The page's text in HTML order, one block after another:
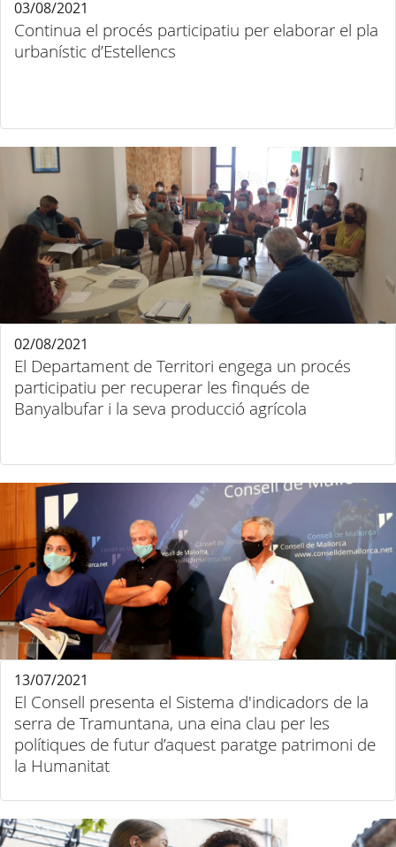
Continua el procés participatiu per elaborar el pla
urbanístic d’Estellencs
03/08/2021
El Departament de Territori engega un procés
participatiu per recuperar les finqués de
Banyalbufar i la seva producció agrícola
02/08/2021
El Consell presenta el Sistema d'indicadors de la
serra de Tramuntana, una eina clau per les
polítiques de futur d’aquest paratge patrimoni de
la Humanitat
13/07/2021